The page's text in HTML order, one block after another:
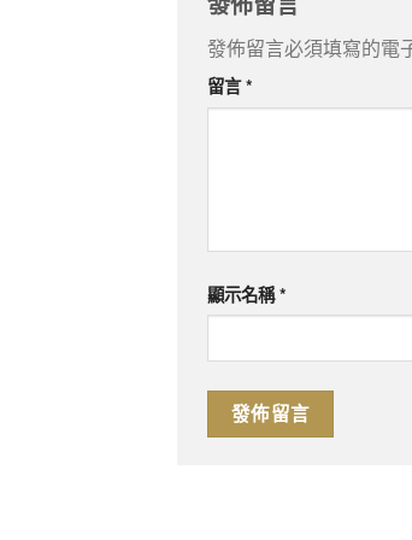
發佈留言必須填寫的電
留言*
顯示名稱*